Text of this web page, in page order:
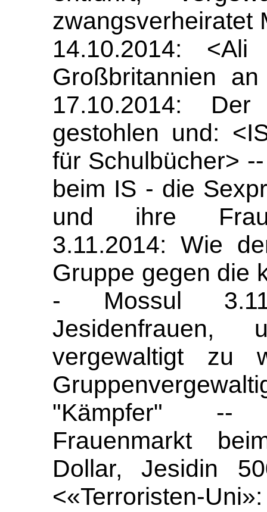
zwangsverheiratet
14.10.2014:
Großbritannien
17.10.2014:
gestohlen und:
für Schulbücher>
beim IS - die
und ihre
3.11.2014: Wie
Gruppe gegen die
- Mossul
vergewaltigt zu
"Kämpfer" --
Frauenmarkt
Dollar, Jesidin
<«Terroristen-